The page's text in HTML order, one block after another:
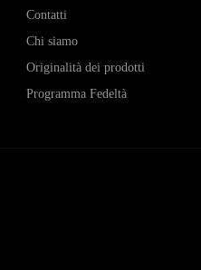
Contatti
Chi siamo
Originalità dei prodotti
Programma Fedeltà